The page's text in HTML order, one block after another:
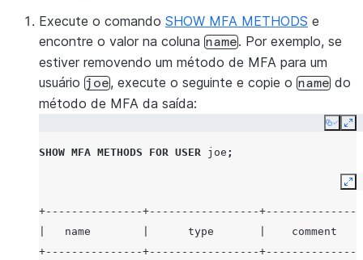
Execute o comando SHOW MFA METHODS e
encontre o valor na coluna name. Por exemplo, se
estiver removendo um método de MFA para um
usuário joe, execute o seguinte e copie o name do
método de MFA da saída:
Copy
SHOW MFA METHODS FOR USER joe ;
+---------------+-----------------
|   name        |      type       |
+---------------+-----------------